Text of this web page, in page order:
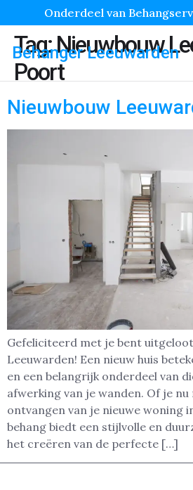
Onderdeel van
Behanger Leeuwarden
Tag:Nieuwbouw
Poort
Nieuwbouw
Gefeliciteerd met je bent
Leeuwarden! Een nieuw huis
en een belangrijk onderdeel van
afwerking van je wanden. Of je
ontvangen van je nieuwe woning
behang biedt een stijlvolle en
het creëren van de perfecte […]